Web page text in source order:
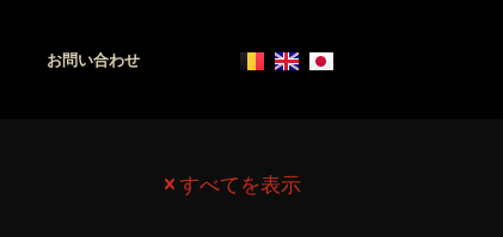
お問い合わせ
すべてを表示